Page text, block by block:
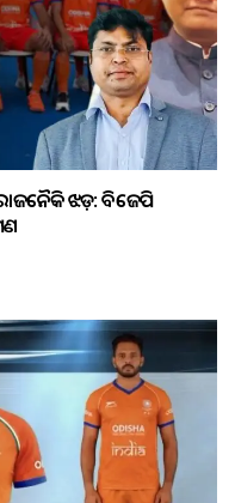
ଝଡ଼: ବିଜେପି